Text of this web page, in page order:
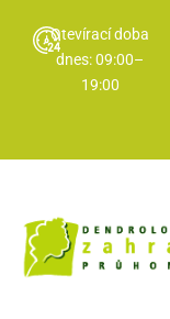
Otevírací doba
dnes: 09:00–
19:00